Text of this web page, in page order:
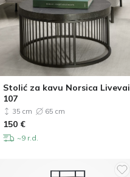
Stolić za kavu Norsica Livevai
107
35 cm 65 cm
150 €
~9 r.d.